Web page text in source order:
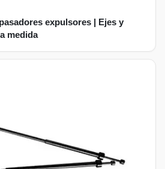
expulsores | Ejes y
medida